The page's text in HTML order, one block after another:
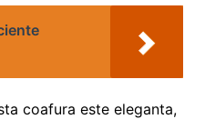
coafura este eleganta,